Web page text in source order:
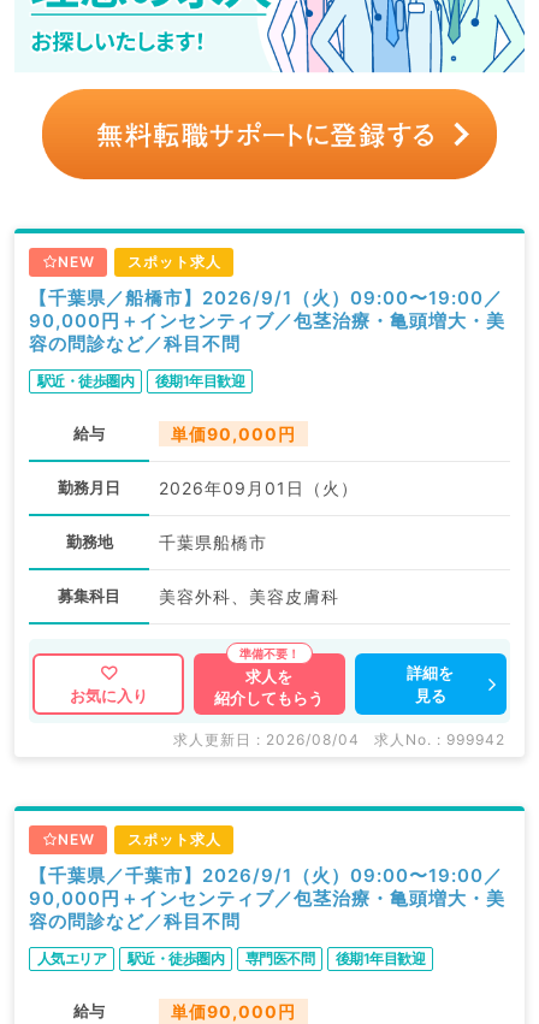
NEW スポット求人
【千葉県／船橋市】2026/9/1（火）09:00〜19:00／
90,000円＋インセンティブ／包茎治療・亀頭増大・美
容の問診など／科目不問
駅近・徒歩圏内 後期1年目歓迎
給与 単価90,000円
勤務月日 2026年09月01日（火）
勤務地 千葉県船橋市
募集科目 美容外科、美容皮膚科
お気に入り
求人を
紹介してもらう
詳細を
見る
求人更新日 : 2026/08/04 求人No. : 999942
NEW スポット求人
【千葉県／千葉市】2026/9/1（火）09:00〜19:00／
90,000円＋インセンティブ／包茎治療・亀頭増大・美
容の問診など／科目不問
人気エリア 駅近・徒歩圏内 専門医不問 後期1年目歓迎
給与 単価90,000円